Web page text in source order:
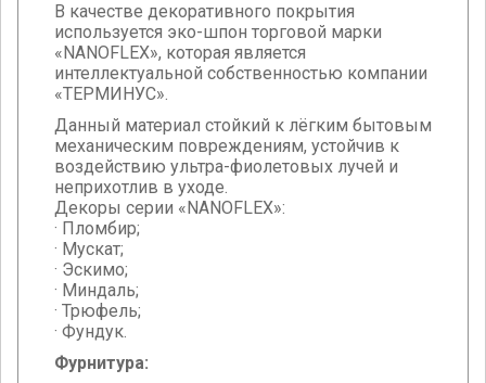
В качестве декоративного покрытия
используется эко-шпон торговой марки
«NANOFLEX», которая является
интеллектуальной собственностью компании
«ТЕРМИНУС».
Данный материал стойкий к лёгким бытовым
механическим повреждениям, устойчив к
воздействию ультра-фиолетовых лучей и
неприхотлив в уходе.
Декоры серии «NANOFLEX»:
· Пломбир;
· Мускат;
· Эскимо;
· Миндаль;
· Трюфель;
· Фундук.
Фурнитура: